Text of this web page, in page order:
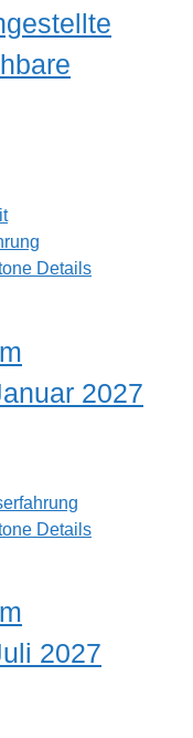
Details
2027
Details
2027